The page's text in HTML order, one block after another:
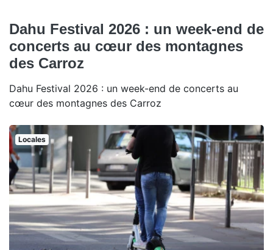
Dahu Festival 2026 : un week-end de
concerts au cœur des montagnes
des Carroz
Dahu Festival 2026 : un week-end de concerts au
cœur des montagnes des Carroz
Locales